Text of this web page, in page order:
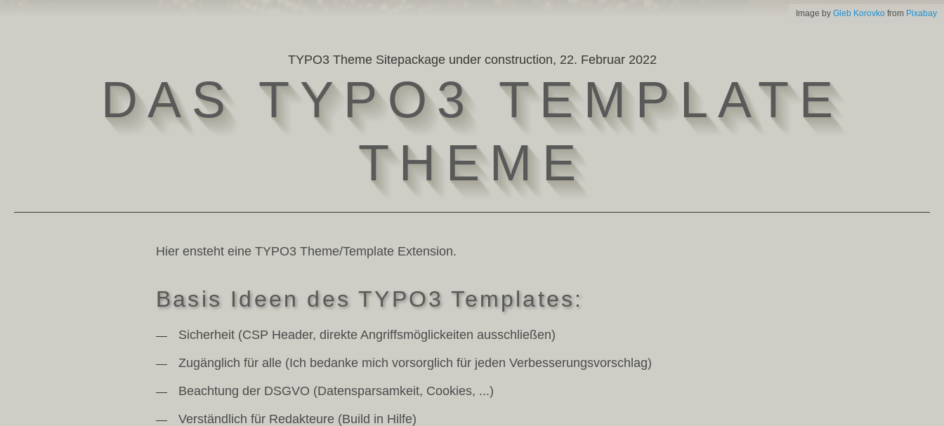
Image by Gleb Korovko from Pixabay
TYPO3 Theme Sitepackage under construction, 22. Februar 2022
DAS TYPO3 TEM PLATE
TH EM E
Hier ensteht eine TYPO3 Theme/Template Extension.
Basis Ideen des TYPO3 Templates:
Sicherheit (CSP Header, direkte Angriffsmöglickeiten ausschließen)
Zugänglich für alle (Ich bedanke mich vorsorglich für jeden Verbesserungsvorschlag)
Beachtung der DSGVO (Datensparsamkeit, Cookies, ...)
Verständlich für Redakteure (Build in Hilfe)